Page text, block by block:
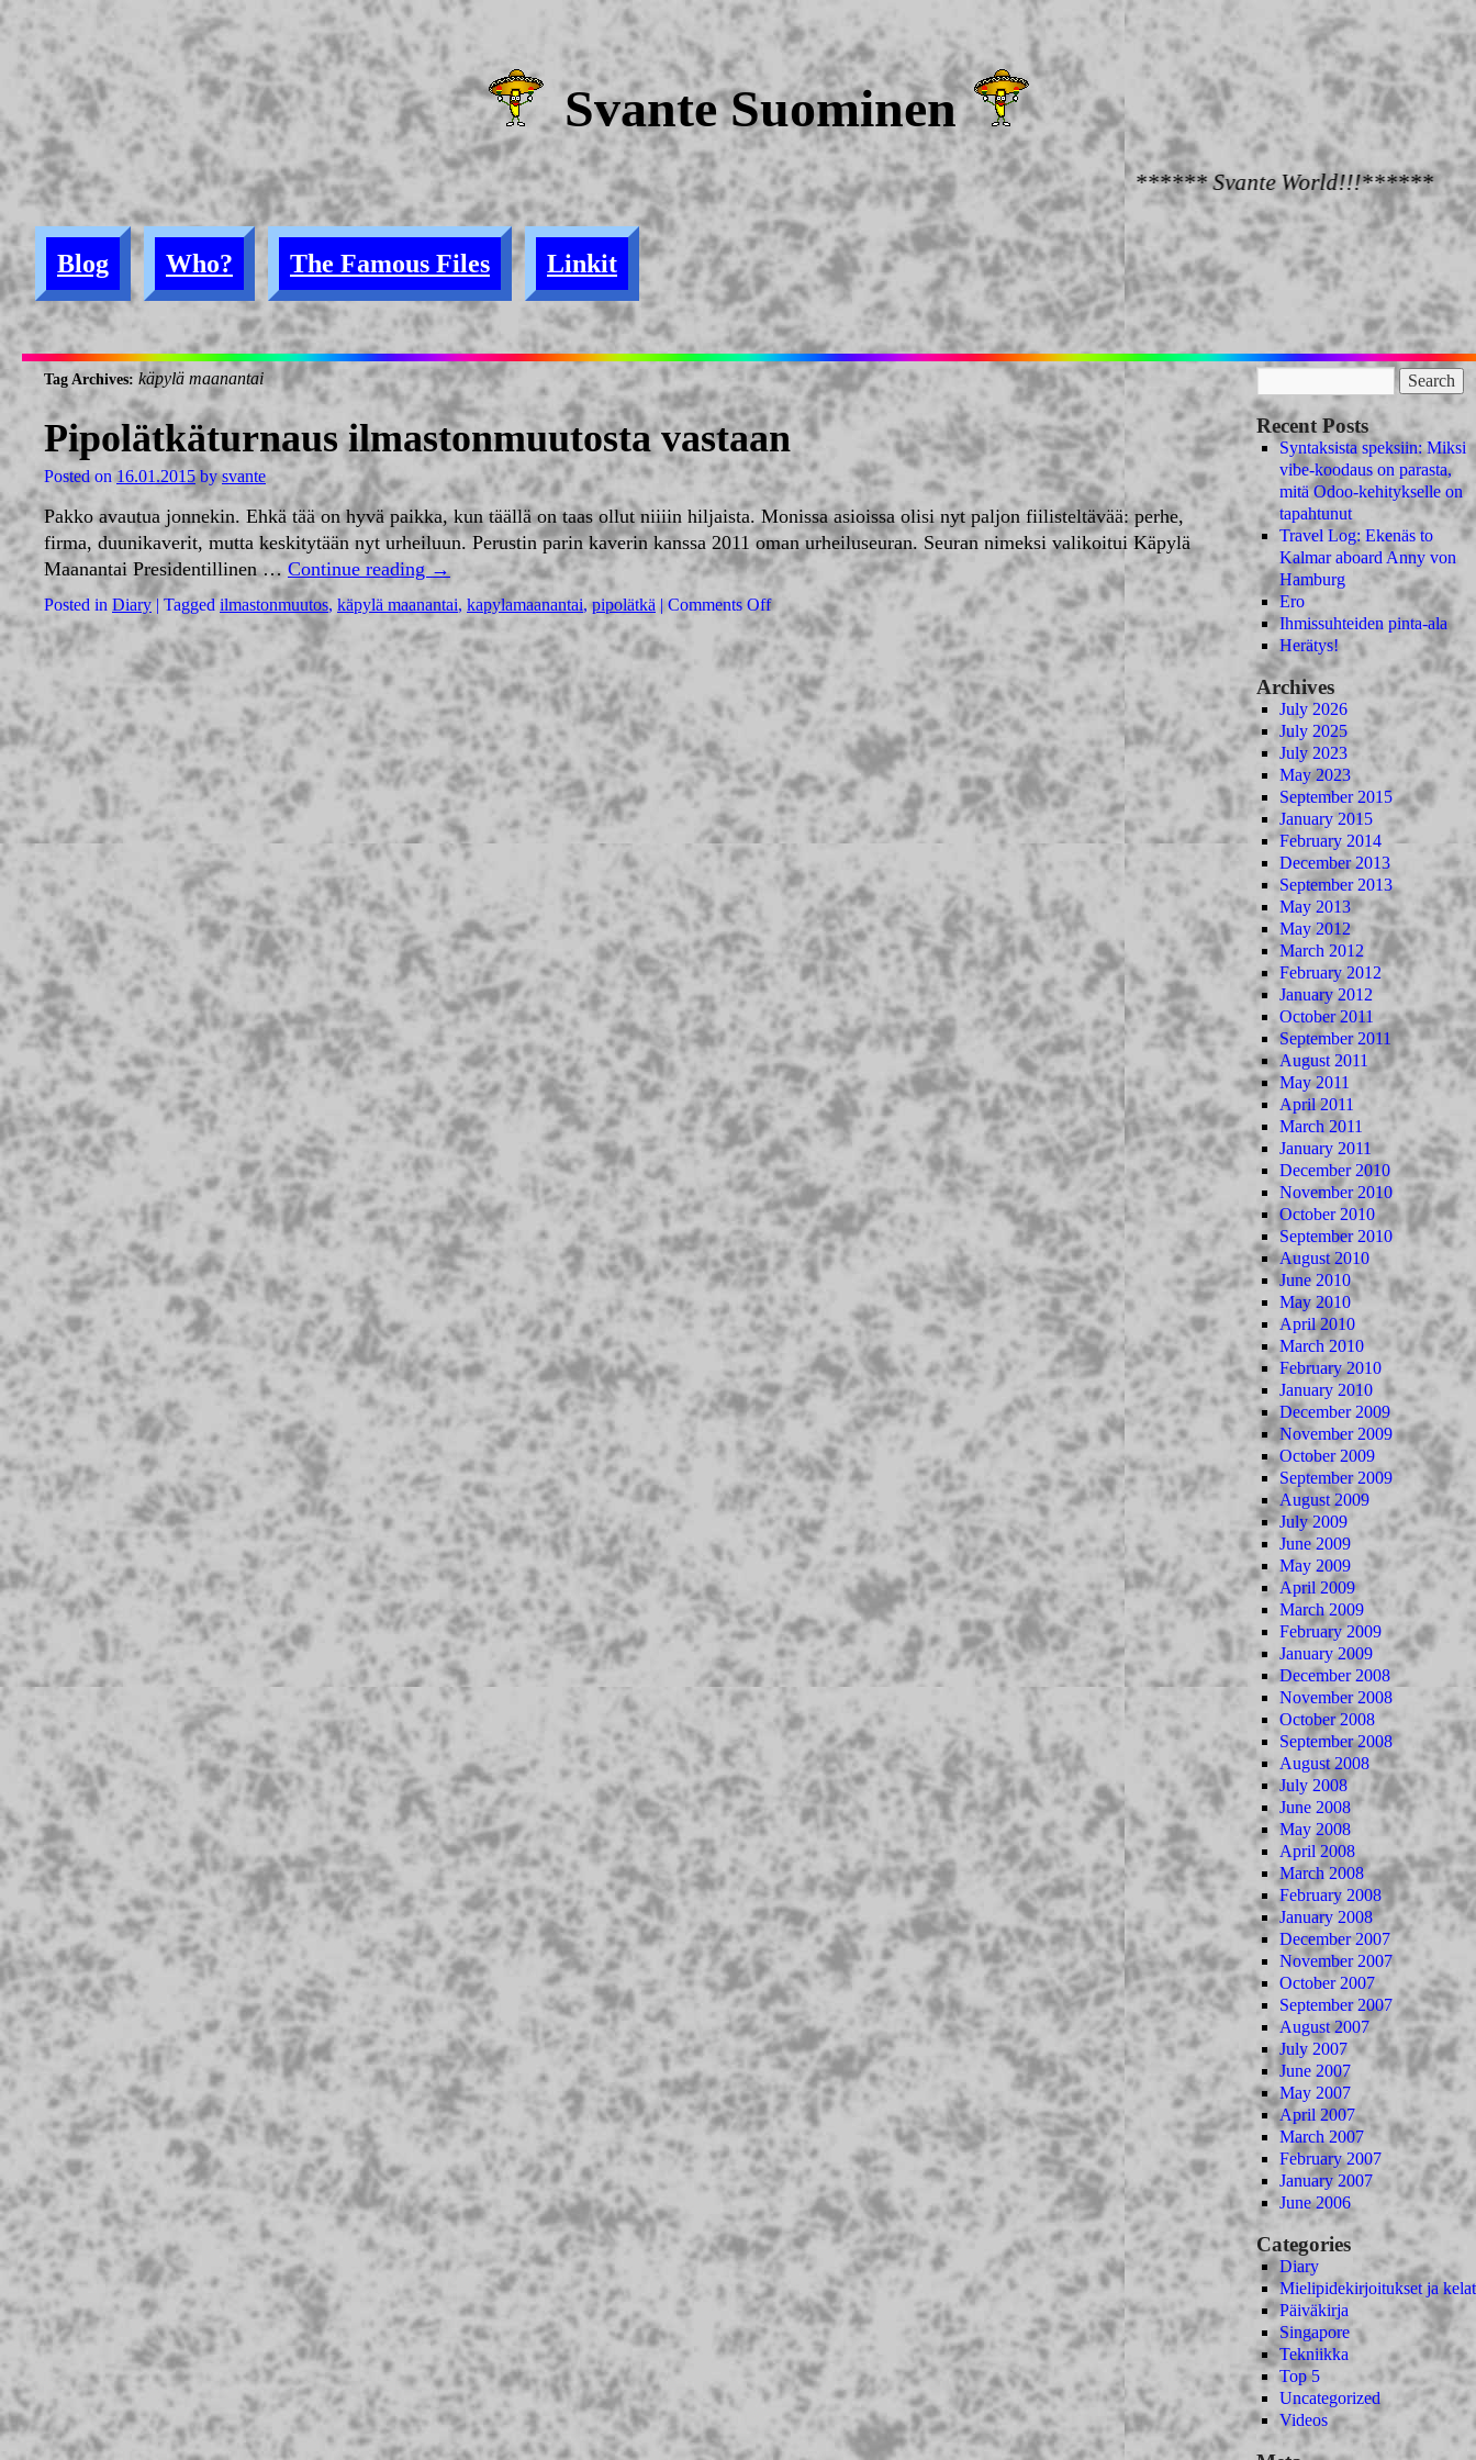
Svante Suominen
****** Svante World!!!******
Blog Who? The Famous Files Linkit
Tag Archives: käpylä maanantai
Pipolätkäturnaus ilmastonmuutosta vastaan
Posted on 16.01.2015 by svante
Pakko avautua jonnekin. Ehkä tää on hyvä paikka, kun täällä on taas ollut niiiin hiljaista. Monissa asioissa olisi nyt paljon fiilisteltävää: perhe,
firma, duunikaverit, mutta keskitytään nyt urheiluun. Perustin parin kaverin kanssa 2011 oman urheiluseuran. Seuran nimeksi valikoitui Käpylä
Maanantai Presidentillinen … Continue reading→
Posted in Diary | Tagged ilmastonmuutos, käpylä maanantai, kapylamaanantai,pipolätkä | Comments Off
Recent Posts
Syntaksista speksiin: Miksi
vibe-koodaus on parasta,
mitä Odoo-kehitykselle on
tapahtunut
Travel Log: Ekenäs to
Kalmar aboard Anny von
Hamburg
Ero
Ihmissuhteiden pinta-ala
Herätys!
Archives
July 2026
July 2025
July 2023
May 2023
September 2015
January 2015
February 2014
December 2013
September 2013
May 2013
May 2012
March 2012
February 2012
January 2012
October 2011
September 2011
August 2011
May 2011
April 2011
March 2011
January 2011
December 2010
November 2010
October 2010
September 2010
August 2010
June 2010
May 2010
April 2010
March 2010
February 2010
January 2010
December 2009
November 2009
October 2009
September 2009
August 2009
July 2009
June 2009
May 2009
April 2009
March 2009
February 2009
January 2009
December 2008
November 2008
October 2008
September 2008
August 2008
July 2008
June 2008
May 2008
April 2008
March 2008
February 2008
January 2008
December 2007
November 2007
October 2007
September 2007
August 2007
July 2007
June 2007
May 2007
April 2007
March 2007
February 2007
January 2007
June 2006
Categories
Diary
Mielipidekirjoitukset ja kelat
Päiväkirja
Singapore
Tekniikka
Top 5
Uncategorized
Videos